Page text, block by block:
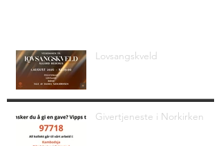
Lovsangskveld
Givertjeneste i Norkirken